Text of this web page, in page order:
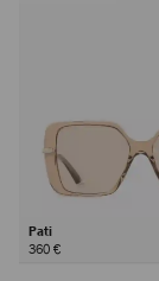
Pati
360 €